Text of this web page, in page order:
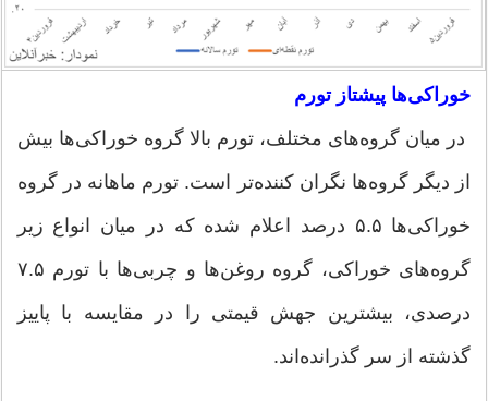
خوراکی‌ها پیشتاز تورم
در میان گروه‌های مختلف، تورم بالا گروه خوراکی‌ها بیش
از دیگر گروه‌ها نگران کننده‌تر است. تورم ماهانه در گروه
خوراکی‌ها ۵.۵ درصد اعلام شده که در میان انواع زیر
گروه‌های خوراکی، گروه روغن‌ها و چربی‌ها با تورم ۷.۵
درصدی، بیشترین جهش قیمتی را در مقایسه با پاییز
گذشته از سر گذرانده‌اند.